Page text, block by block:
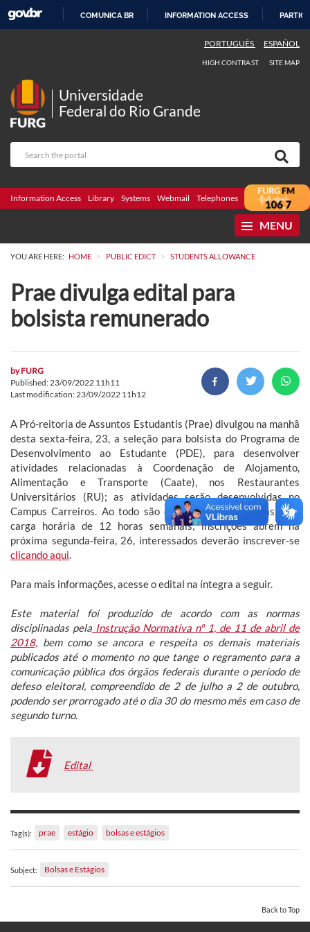
COMUNICA BR INFORMATION ACCESS
PORTUGUÊS ESPAÑOL
HIGH CONTRAST SITE MAP
Universidade
Federal do Rio Grande
Information Access Library Systems Webmail Telephones Bidding
MENU
YOU ARE HERE: HOME > PUBLIC EDICT > STUDENTS ALLOWANCE
Prae divulga edital para
bolsista remunerado
byFURG
Published: 23/09/2022 11h11
Last modification: 23/09/2022 11h12
A Pró-reitoria de Assuntos Estudantis (Prae) divulgou na manhã
desta sexta-feira, 23, a seleção para bolsista do Programa de
Desenvolvimento ao Estudante (PDE), para desenvolver
atividades relacionadas à Coordenação de Alojamento,
Alimentação e Transporte (Caate), nos Restaurantes
Universitários (RU); as atividades serão desenvolvidas no
Campus Carreiros. Ao todo são ofertadas quatro vagas, com
carga horária de 12 horas semanais; inscrições abrem na
próxima segunda-feira, 26, interessados deverão inscrever-se
clicando aqui
Para mais informações, acesse o edital na íntegra a seguir.
Este material foi produzido de acordo com as normas
disciplinadas pela Instrução Normativa nº 1, de 11 de abril de
2018,
bem como se ancora e respeita os demais materiais
publicados até o momento no que tange o regramento para a
comunicação pública dos órgãos federais durante o período de
defeso eleitoral, compreendido de 2 de julho a 2 de outubro,
podendo ser prorrogado até o dia 30 do mesmo mês em caso de
segundo turno.
Edital
Tag(s): prae estágio bolsas e estágios
Subject: Bolsas e Estágios
Back to Top